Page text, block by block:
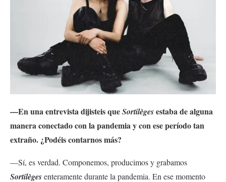
—En una entrevista dijisteis queSortilègesestaba de alguna
manera conectado con la pandemia y con ese período tan
extraño. ¿Podéis contarnos más?
—Sí, es verdad. Componemos, producimos y grabamos
Sortilègesenteramente durante la pandemia. En ese momento